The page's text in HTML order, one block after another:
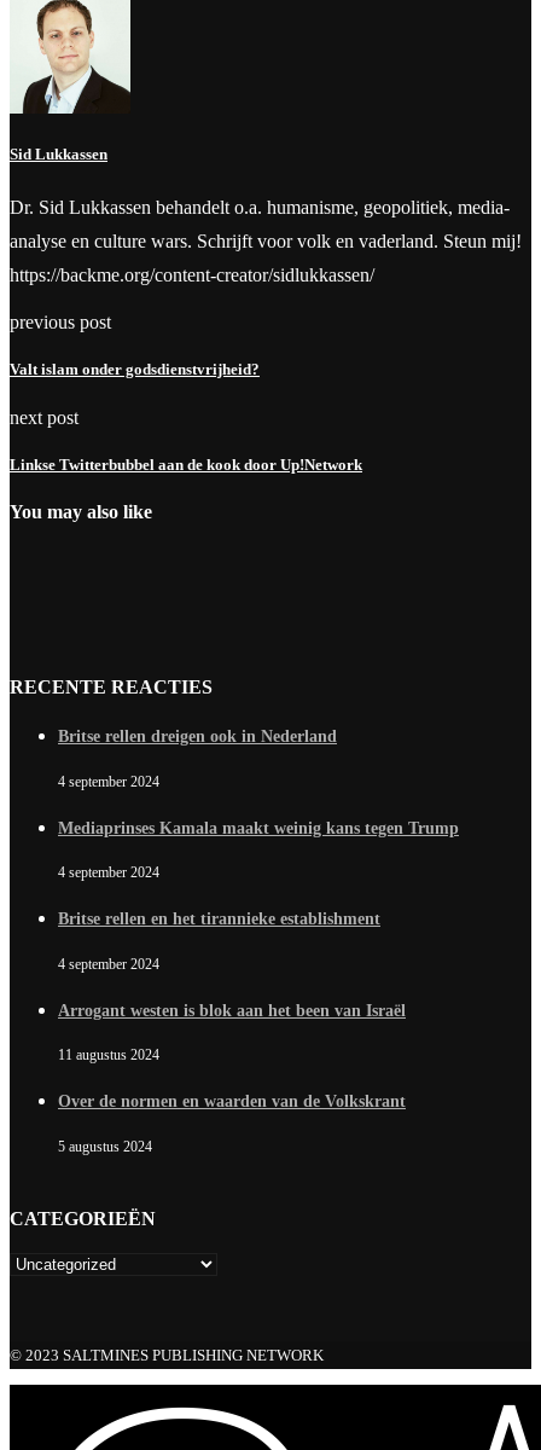
Sid Lukkassen
Dr. Sid Lukkassen behandelt o.a. humanisme, geopolitiek, media-
analyse en culture wars. Schrijft voor volk en vaderland. Steun mij!
https://backme.org/content-creator/sidlukkassen/
previous post
Valt islam onder godsdienstvrijheid?
next post
Linkse Twitterbubbel aan de kook door Up!Network
You may also like
RECENTE REACTIES
Britse rellen dreigen ook in Nederland
4 september 2024
Mediaprinses Kamala maakt weinig kans tegen Trump
4 september 2024
Britse rellen en het tirannieke establishment
4 september 2024
Arrogant westen is blok aan het been van Israël
11 augustus 2024
Over de normen en waarden van de Volkskrant
5 augustus 2024
CATEGORIEËN
© 2023 SALTMINES PUBLISHING NETWORK